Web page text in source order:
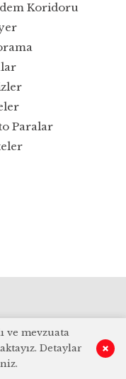
Koridoru
Paralar
ve mevzuata
Detaylar